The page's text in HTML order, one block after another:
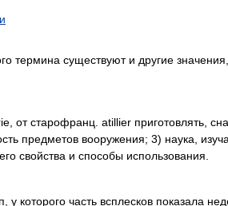
термина существуют и другие
от старофранц. atillier
предметов вооружения; 3) наука,
его свойства и способы
которого часть всплесков показала